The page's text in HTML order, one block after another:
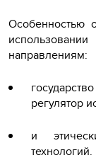
Особенностью
направлениям:
регулятор
и
технологий.